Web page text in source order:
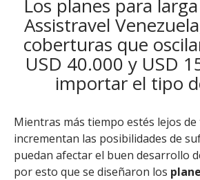
Los planes para
Assistravel
coberturas que
USD 40.000 y USD
importar el tipo
Mientras más tiempo estés lejos de
incrementan las posibilidades de
puedan afectar el buen desarrollo
por esto que se diseñaron los